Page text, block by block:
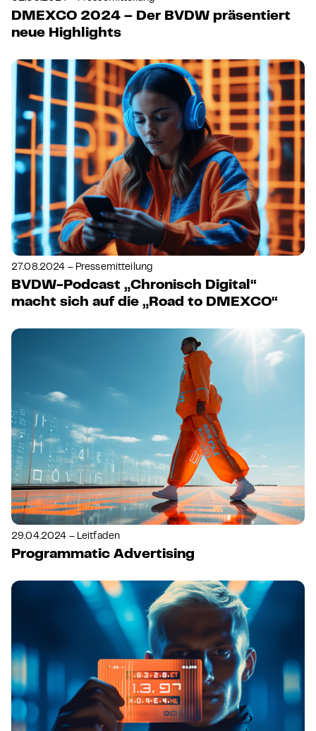
DMEXCO 2024 – Der BVDW präsentiert
neue Highlights
27.08.2024 – Pressemitteilung
BVDW-Podcast „Chronisch Digital“
macht sich auf die „Road to DMEXCO“
29.04.2024 – Leitfaden
Programmatic Advertising